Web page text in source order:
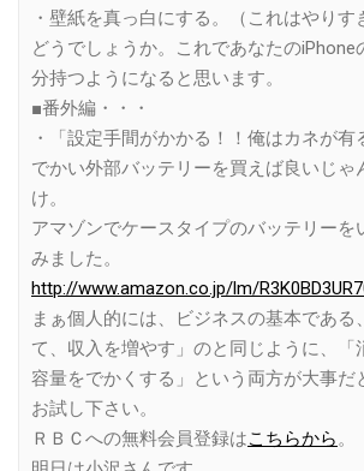
・壁紙を真っ白にする。（これはやりす
どうでしょうか。これであなたのiPhone
分持つようになると思います。
■番外編・・・
・「設定手間がかかる！！俺はカネが有
でかい外部バッテリーを買えば良いじゃ
け。
アマゾンでケースタイプのバッテリーを
みました。
http://www.amazon.co.jp/lm/
まぁ個人的には、ビジネスの基本である
て、収入を増やす」のと同じように、「
容量をでかくする」という両方が大事だ
お試し下さい。
ＲＢＣへの無料会員登録はこちらから。